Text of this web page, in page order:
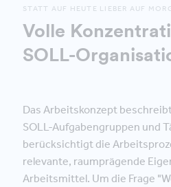
STATT AUF HEUTE LIEBER AUF
Volle
SOLL-
Das Arbeitskonzept
SOLL-Aufgabengruppen und
berücksichtigt die
relevante, raumprägende
Arbeitsmittel. Um die Frage